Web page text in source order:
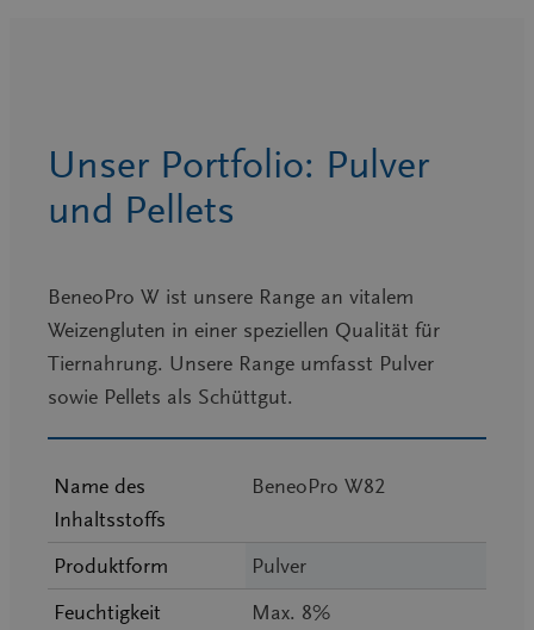
Unser Portfolio: Pulver
und Pellets
BeneoPro W ist unsere Range an vitalem
Weizengluten in einer speziellen Qualität für
Tiernahrung. Unsere Range umfasst Pulver
sowie Pellets als Schüttgut.
Name des
Inhaltsstoffs
BeneoPro W82
Produktform
Pulver
Feuchtigkeit
Max. 8%